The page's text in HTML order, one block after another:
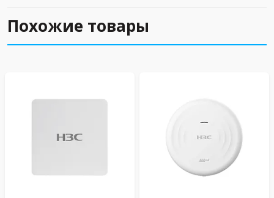
Похожие товары